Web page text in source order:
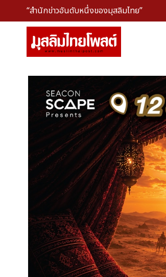
“สำนักข่าวอันดับหนึ่งของมุสลิมไทย”